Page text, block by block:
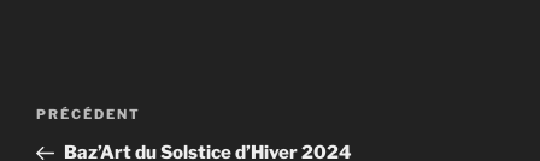
Navigation
Article
précédent
PRÉCÉDENT
Baz’Art du Solstice d’Hiver 2024